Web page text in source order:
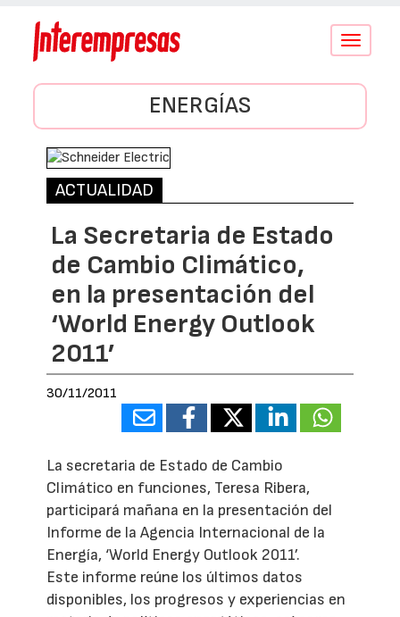
Conmutar
ENERGÍAS
ACTUALIDAD
La Secretaria de Estado
de Cambio Climático,
en la presentación del
‘World Energy Outlook
2011’
30/11/2011
La secretaria de Estado de Cambio
Climático en funciones, Teresa Ribera,
participará mañana en la presentación del
Informe de la Agencia Internacional de la
Energía, ‘World Energy Outlook 2011’.
Este informe reúne los últimos datos
disponibles, los progresos y experiencias en